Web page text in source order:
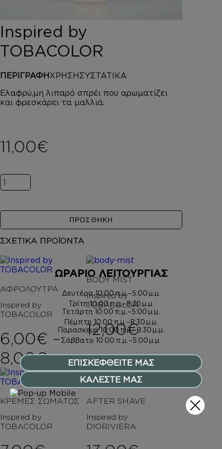
HOROMIA
SPECIAL OFFERS
ΚΑΛΑΘΙ
Inspired by
TOBACOLOR
ΠΕΡΙΓΡΑΦΗ ΧΡΗΣΗ ΣΥΣΤΑΤΙΚΑ
Ελαφρύ,μη λιπαρό σπρέι που αρωματίζει
και φρεσκάρει τα μαλλιά.
11,00€
Inspired by TOBACOLOR ποσότητα
ΠΡΟΣΘΗΚΗ
ΣΧΕΤΙΚΑ ΠΡΟΪΟΝΤΑ
ΑΦΡΟΛΟΥΤΡΑ
Inspired by
TOBACOLOR
6,00€ –
8,00€Price range: 6,00€
BODY MIST
Inspired by
TOBACOLOR
12,00€
ΚΡΕΜΕΣ ΣΩΜΑΤΟΣ
Inspired by
TOBACOLOR
AFTER SHAVE
Inspired by
DIORIVIERA
ΩΡΑΡΙΟ ΛΕΙΤΟΥΡΓΙΑΣ
Δευτέρα10:00 π.μ.–5:00 μ.μ.
Τρίτη10:00 π.μ.–8:30 μ.μ.
Τετάρτη 10:00 π.μ.–5:00 μ.μ.
Πέμπτη 10:00 π.μ.–8:30 μ.μ.
Παρασκευή10:00 π.μ.–8:30 μ.μ.
Σάββατο 10:00 π.μ.–5:00 μ.μ.
ΕΠΙΣΚΕΦΘΕΙΤΕ ΜΑΣ
ΚΑΛΕΣΤΕ ΜΑΣ